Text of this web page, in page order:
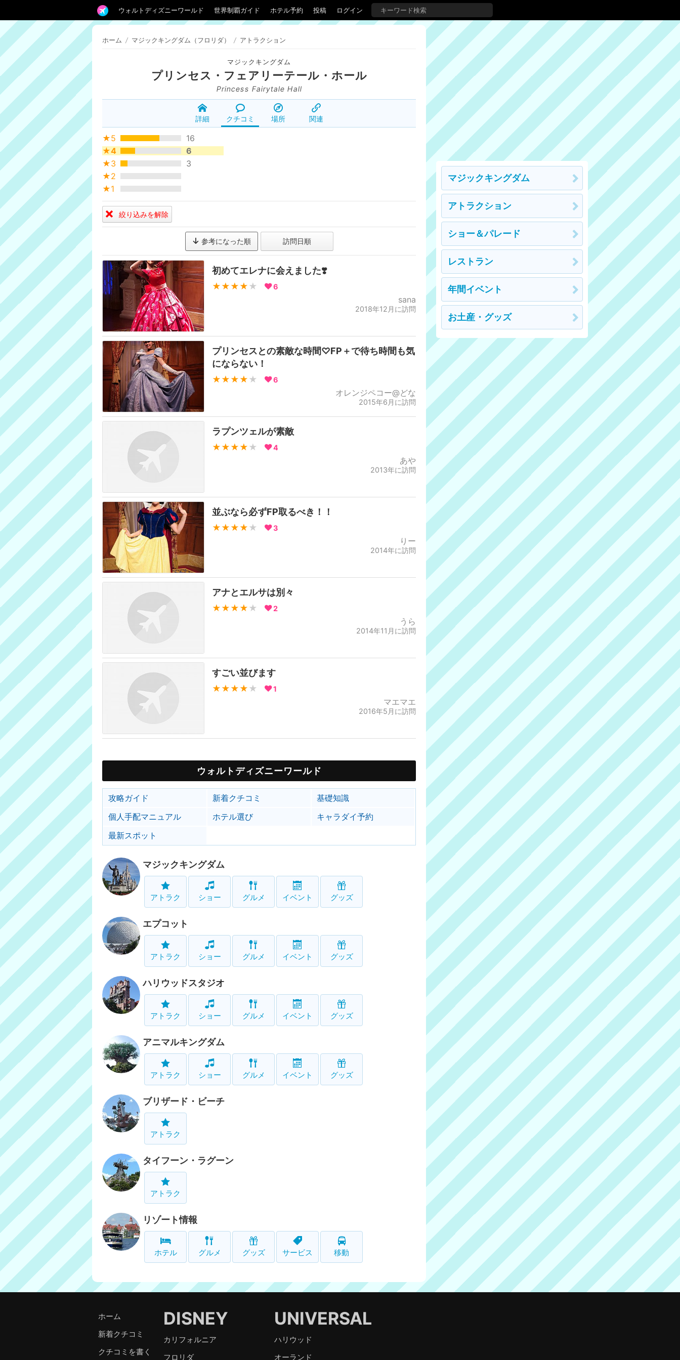
ウォルトディズニーワールド 世界制覇ガイド ホテル予約 投稿 ログイン
ホーム / マジックキングダム（フロリダ） / アトラクション
マジックキングダム
プリンセス・フェアリーテール・ホール
Princess Fairytale Hall
詳細 クチコミ 場所 関連
★5
16
★4
6
★3
3
★2
★1
絞り込みを解除
参考になった順 訪問日順
初めてエレナに会えました❣️
★★★★ ★ 6
sana
2018年12月に訪問
プリンセスとの素敵な時間♡FP＋で待ち時間も気
にならない！
★★★★ ★ 6
オレンジペコー@どな
2015年6月に訪問
ラプンツェルが素敵
★★★★ ★ 4
あや
2013年に訪問
並ぶなら必ずFP取るべき！！
★★★★ ★ 3
りー
2014年に訪問
アナとエルサは別々
★★★★ ★ 2
うら
2014年11月に訪問
すごい並びます
★★★★ ★ 1
マエマエ
2016年5月に訪問
ウォルトディズニーワールド
攻略ガイド 新着クチコミ
基礎知識
個人手配マニュアル
ホテル選び
キャラダイ予約
最新スポット
マジックキングダム
アトラク ショー グルメ イベント グッズ
エプコット
アトラク ショー グルメ イベント グッズ
ハリウッドスタジオ
アトラク ショー グルメ イベント グッズ
アニマルキングダム
アトラク ショー グルメ イベント グッズ
ブリザード・ビーチ
アトラク
タイフーン・ラグーン
アトラク
リゾート情報
ホテル グルメ グッズ サービス 移動
マジックキングダム
アトラクション
ショー＆パレード
レストラン
年間イベント
お土産・グッズ
ホーム
新着クチコミ
クチコミを書く
DISNEY
カリフォルニア
フロリダ
UNIVERSAL
ハリウッド
オーランド